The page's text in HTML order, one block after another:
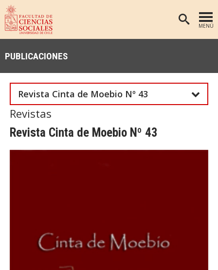
MENÚ
DEPARTAMENTOS
ANTROPOLOGÍA
PSICOLOGÍA
SOCIOLOGÍA
PREGRADO
INVESTIGACIÓN
PUBLICACIONES
ACADÉMICOS
PUBLICACIONES
Revista Cinta de Moebio Nº 43
Revistas
Revista Cinta de Moebio Nº 43